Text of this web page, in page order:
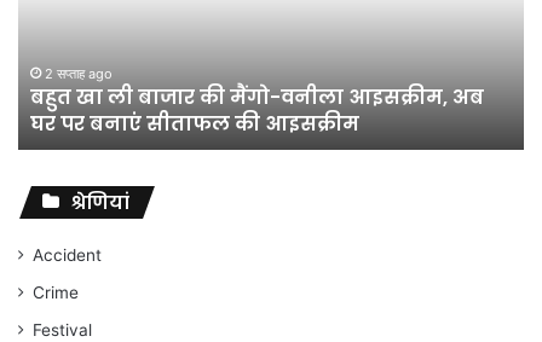
शिक्षा
विभाग
विवादों
संघर्ष
जारी
रहेगा
अंकित
गौरहा
जून 11, 2026
जिला शिक्षा अधिकारी का तबादला हुआ, लेकिन शिक्षा
विभाग के विवादों पर संघर्ष जारी रहेगा : अंकित गौरहा
श्रेणियां
Accident
Crime
Festival